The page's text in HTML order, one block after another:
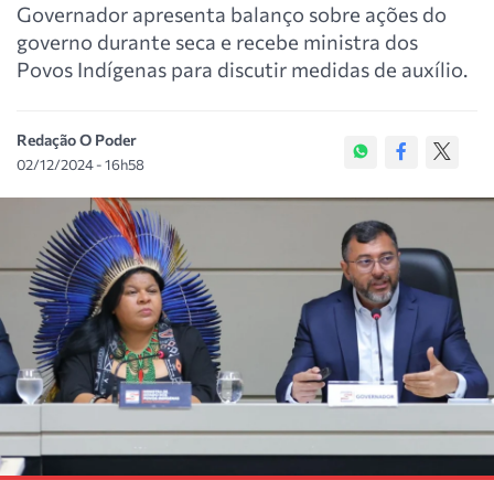
Governador apresenta balanço sobre ações do
governo durante seca e recebe ministra dos
Povos Indígenas para discutir medidas de auxílio.
Redação O Poder
02/12/2024 - 16h58